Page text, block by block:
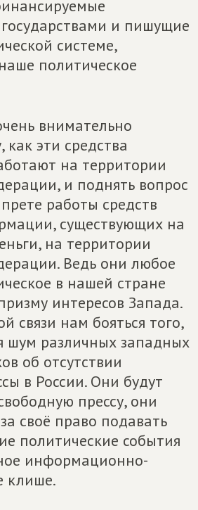
и пишущие
системе,
политическое
внимательно
эти средства
на территории
и поднять вопрос
работы средств
существующих на
на территории
Ведь они любое
в нашей стране
интересов Запада.
связи нам бояться того,
шум различных западных
об отсутствии
в России. Они будут
прессу, они
своё право подавать
политические события
информационно-
клише.